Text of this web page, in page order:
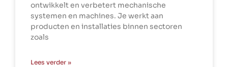
ontwikkelt en verbetert mechanische
systemen en machines. Je werkt aan
producten en installaties binnen sectoren
zoals
Lees verder »